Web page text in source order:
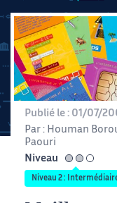
Publié le : 01/07/
Par : Houman
Paouri
Niveau
Niveau 2 :